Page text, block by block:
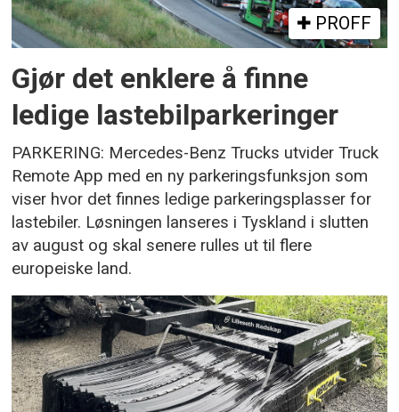
PROFF
Gjør det enklere å finne
ledige lastebilparkeringer
PARKERING: Mercedes-Benz Trucks utvider Truck
Remote App med en ny parkeringsfunksjon som
viser hvor det finnes ledige parkeringsplasser for
lastebiler. Løsningen lanseres i Tyskland i slutten
av august og skal senere rulles ut til flere
europeiske land.